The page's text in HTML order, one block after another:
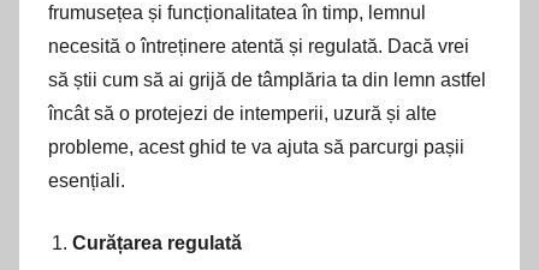
frumusețea și funcționalitatea în timp, lemnul
necesită o întreținere atentă și regulată. Dacă vrei
să știi cum să ai grijă de tâmplăria ta din lemn astfel
încât să o protejezi de intemperii, uzură și alte
probleme, acest ghid te va ajuta să parcurgi pașii
esențiali.
Curățarea regulată